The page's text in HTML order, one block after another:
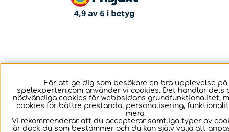
För att ge dig som besökare en bra upplevelse på
spelexperten.com använder vi cookies. Det handlar dels
nödvändiga cookies för webbsidans grundfunktionalitet,
cookies för bättre prestanda, personalisering,
mera.
Vi rekommenderar att du accepterar samtliga typer av
är dock du som bestämmer och du kan själv välja att